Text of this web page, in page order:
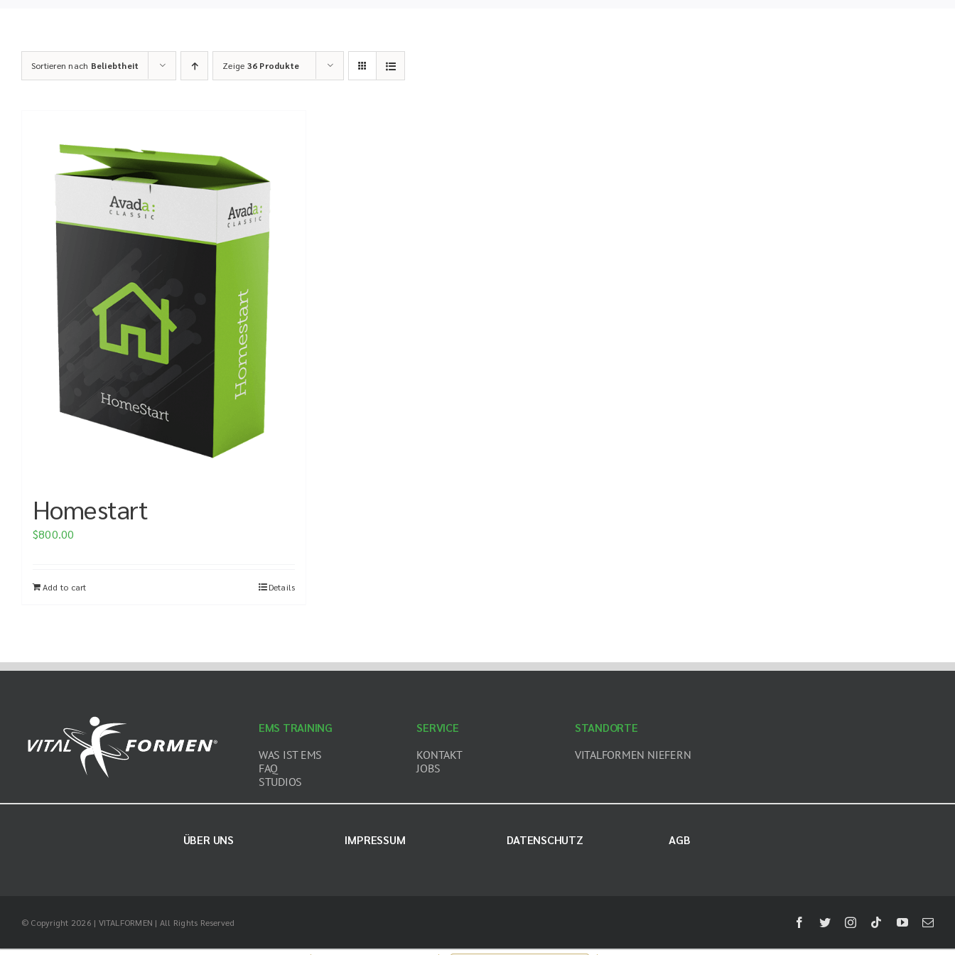
Sortieren nach Beliebtheit Zeige 36 Produkte
Homestart
$800.00
Add to cart Details
EMS TRAINING
WAS IST EMS
FAQ
STUDIOS
SERVICE
KONTAKT
JOBS
STANDORTE
VITALFORMEN NIEFERN
ÜBER UNS IMPRESSUM DATENSCHUTZ AGB
© Copyright 2026 | VITALFORMEN | All Rights Reserved